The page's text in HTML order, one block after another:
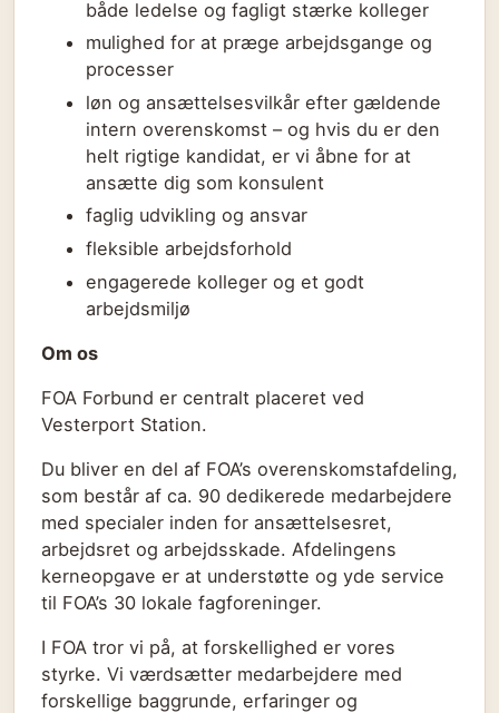
både ledelse og fagligt stærke kolleger
mulighed for at præge arbejdsgange og
processer
løn og ansættelsesvilkår efter gældende
intern overenskomst – og hvis du er den
helt rigtige kandidat, er vi åbne for at
ansætte dig som konsulent
faglig udvikling og ansvar
fleksible arbejdsforhold
engagerede kolleger og et godt
arbejdsmiljø
Om os
FOA Forbund er centralt placeret ved
Vesterport Station.
Du bliver en del af FOA’s overenskomstafdeling,
som består af ca. 90 dedikerede medarbejdere
med specialer inden for ansættelsesret,
arbejdsret og arbejdsskade. Afdelingens
kerneopgave er at understøtte og yde service
til FOA’s 30 lokale fagforeninger.
I FOA tror vi på, at forskellighed er vores
styrke. Vi værdsætter medarbejdere med
forskellige baggrunde, erfaringer og